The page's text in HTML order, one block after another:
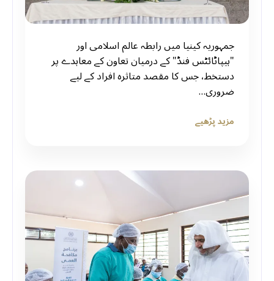
جمہوریہ کینیا میں رابطہ عالم اسلامی اور
"ہیپاٹائٹس فنڈ" کے درمیان تعاون کے معاہدے پر
دستخط، جس کا مقصد متاثرہ افراد کے لیے
ضروری…
مزید پڑھیے